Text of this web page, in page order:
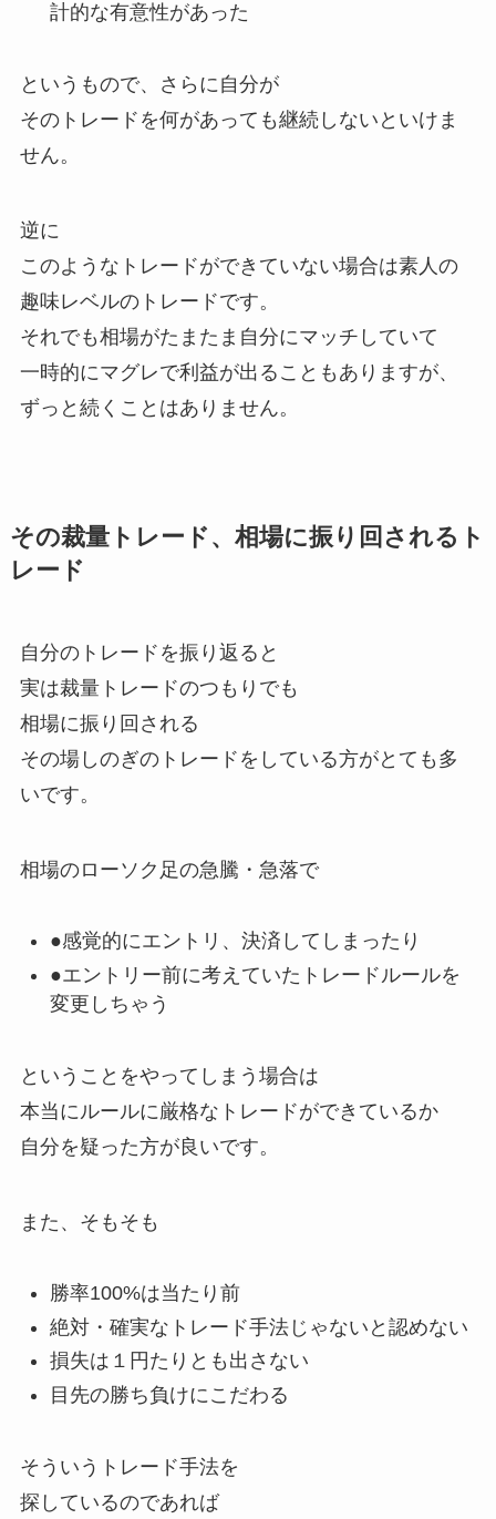
計的な有意性があった
というもので、さらに自分が
そのトレードを何があっても継続しないといけま
せん。
逆に
このようなトレードができていない場合は素人の
趣味レベルのトレードです。
それでも相場がたまたま自分にマッチしていて
一時的にマグレで利益が出ることもありますが、
ずっと続くことはありません。
その裁量トレード、相場に振り回されるト
レード
自分のトレードを振り返ると
実は裁量トレードのつもりでも
相場に振り回される
その場しのぎのトレードをしている方がとても多
いです。
相場のローソク足の急騰・急落で
●感覚的にエントリ、決済してしまったり
●エントリー前に考えていたトレードルールを
変更しちゃう
ということをやってしまう場合は
本当にルールに厳格なトレードができているか
自分を疑った方が良いです。
また、そもそも
勝率100%は当たり前
絶対・確実なトレード手法じゃないと認めない
損失は１円たりとも出さない
目先の勝ち負けにこだわる
そういうトレード手法を
探しているのであれば